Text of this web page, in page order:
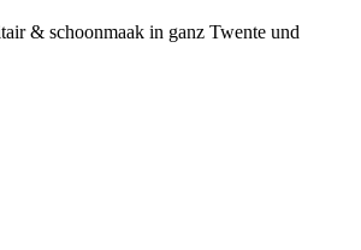
& schoonmaak in ganz Twente und